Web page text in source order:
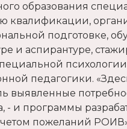
образования
квалификации,
подготовке,
и аспирантуре,
педагогики.
выявленные
- и программы
пожеланий